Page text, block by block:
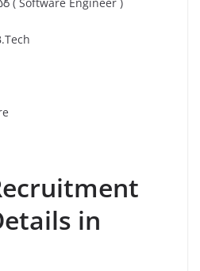
( Software Engineer )
in